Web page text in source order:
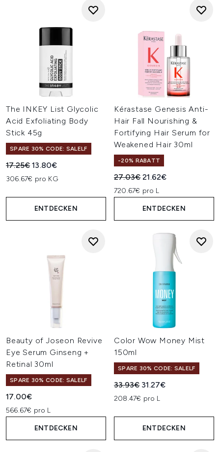
The INKEY List Glycolic
Acid Exfoliating Body
Stick 45g
SPARE 30% CODE: SALELF
Unverbindliche Preisempfehlung:
17.25€Aktueller Preis:
13.80€
306.67€ pro KG
ENTDECKEN
Kérastase Genesis Anti-
Hair Fall Nourishing &
Fortifying Hair Serum for
Weakened Hair 30ml
-20% RABATT
Unverbindliche
27.03€Aktueller Preis:
21.62€
720.67€ pro L
ENTDECKEN
Beauty of Joseon Revive
Eye Serum Ginseng +
Retinal 30ml
SPARE 30% CODE: SALELF
17.00€
566.67€ pro L
ENTDECKEN
Color Wow Money Mist
150ml
SPARE 30% CODE: SALELF
Unverbindliche
33.93€ Aktueller Preis:
31.27€
208.47€ pro L
ENTDECKEN